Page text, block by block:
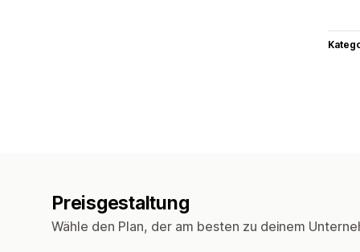
Preisgestaltung
Wähle den Plan, der am besten zu deinem